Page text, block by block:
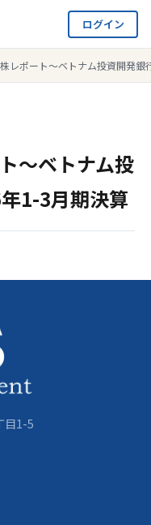
ログイン
レポート～ベトナム投資開発銀
～ベトナム投
1-3月期決算
目1-5